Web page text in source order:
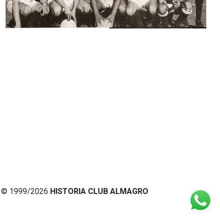
© 1999/2026 HISTORIA CLUB ALMAGRO